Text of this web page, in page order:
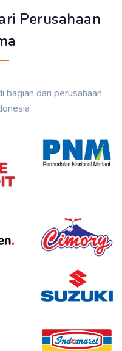
Perusahaan
bagian dari perusahaan